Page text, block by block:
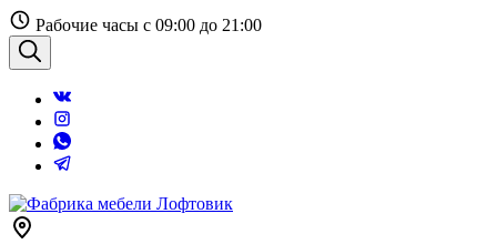
Перейти
к
содержанию
Рабочие часы с 09:00 до 21:00
Поиск